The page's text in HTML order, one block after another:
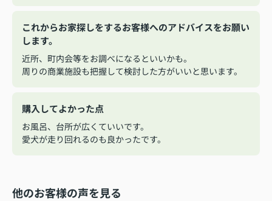
これからお家探しをするお客様へのアドバイスをお願い
します。
近所、町内会等をお調べになるといいかも。
周りの商業施設も把握して検討した方がいいと思います。
購入してよかった点
お風呂、台所が広くていいです。
愛犬が走り回れるのも良かったです。
他のお客様の声を見る